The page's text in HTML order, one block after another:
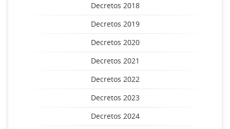
Decretos 2018
Decretos 2019
Decretos 2020
Decretos 2021
Decretos 2022
Decretos 2023
Decretos 2024